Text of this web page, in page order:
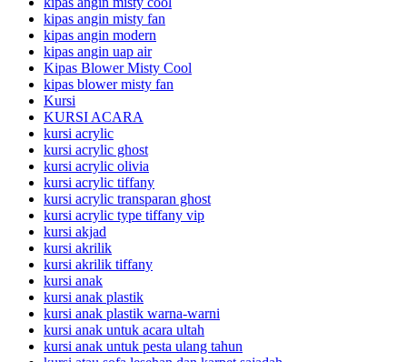
kipas angin misty fan
kipas angin modern
kipas angin uap air
Kipas Blower Misty Cool
kipas blower misty fan
Kursi
KURSI ACARA
kursi acrylic
kursi acrylic ghost
kursi acrylic olivia
kursi acrylic tiffany
kursi acrylic transparan ghost
kursi acrylic type tiffany vip
kursi akjad
kursi akrilik
kursi akrilik tiffany
kursi anak
kursi anak plastik
kursi anak plastik warna-warni
kursi anak untuk acara ultah
kursi anak untuk pesta ulang tahun